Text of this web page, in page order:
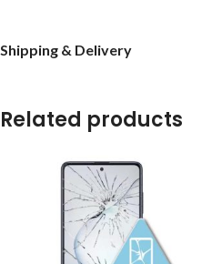
Shipping & Delivery
Related products